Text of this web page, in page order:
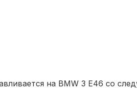
на BMW 3 E46 со